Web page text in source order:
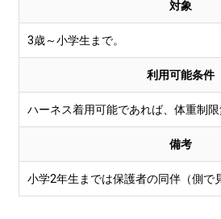
対象
3歳～小学生まで。
利用可能条件
ハーネス着用可能であれば、体重制限
備考
小学2年生までは保護者の同伴（側で